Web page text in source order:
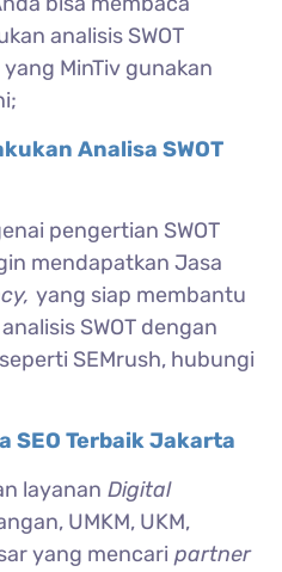
analisis SWOT
MinTiv gunakan
Analisa SWOT
pengertian SWOT
mendapatkan Jasa
yang siap membantu
SWOT dengan
SEMrush, hubungi
SEO Terbaik Jakarta
layanan Digital
UMKM, UKM,
yang mencari partner